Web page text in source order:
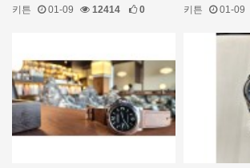
키튼 01-09 12414 0 키튼 01-09